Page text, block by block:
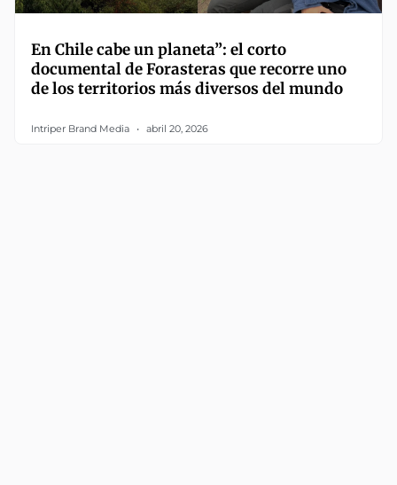
En Chile cabe un planeta”: el corto
documental de Forasteras que recorre uno
de los territorios más diversos del mundo
Intriper Brand Media abril 20, 2026